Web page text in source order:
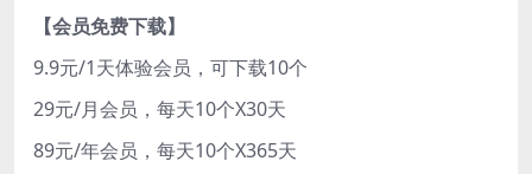
【会员免费下载】
9.9元/1天体验会员，可下载10个
29元/月会员，每天10个X30天
89元/年会员，每天10个X365天